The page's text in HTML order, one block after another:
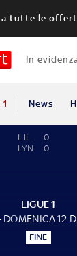
tutte le
In
News
LIL
0
LYN
0
LIGUE 1
DOMENICA 12
FINE